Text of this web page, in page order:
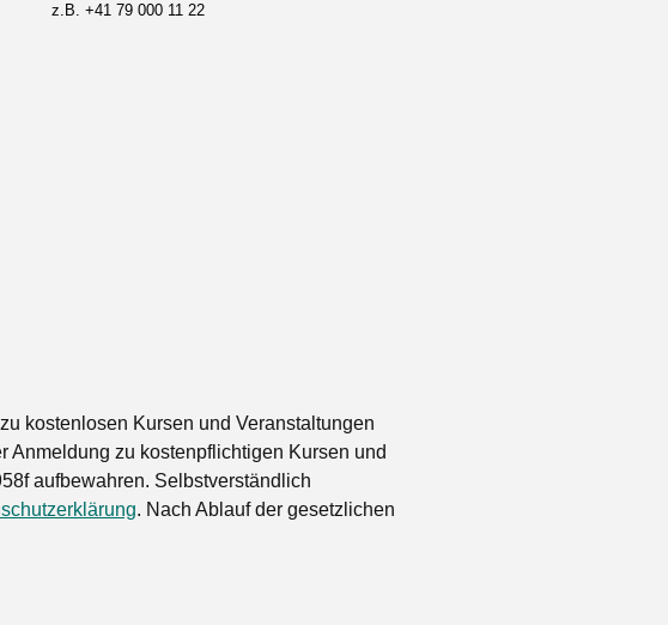
z.B. +41 79 000 11 22
kostenlosen Kursen und Veranstaltungen
Anmeldung zu kostenpflichtigen Kursen und
aufbewahren. Selbstverständlich
. Nach Ablauf der gesetzlichen